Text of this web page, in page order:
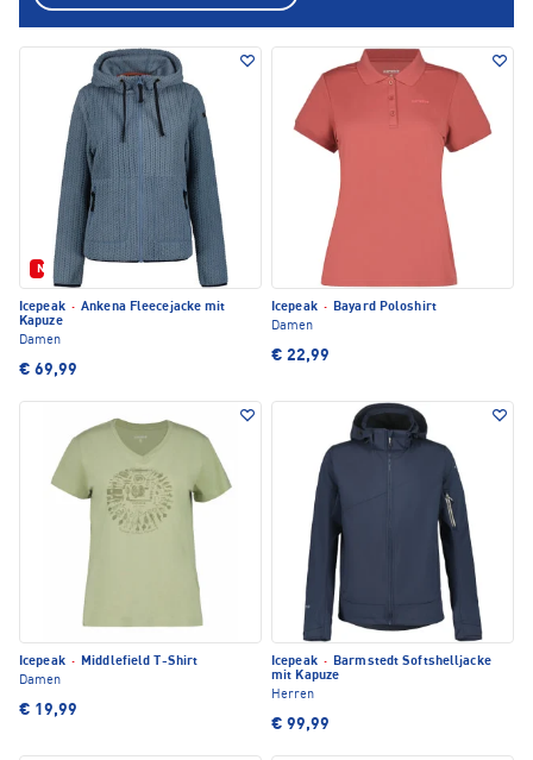
Neu
Icepeak · Ankena Fleecejacke mit
Kapuze
Damen
€ 69,99
Icepeak · Bayard Poloshirt
Damen
€ 22,99
Icepeak · Middlefield T-Shirt
Damen
€ 19,99
Icepeak · Barmstedt Softshelljacke
mit Kapuze
Herren
€ 99,99